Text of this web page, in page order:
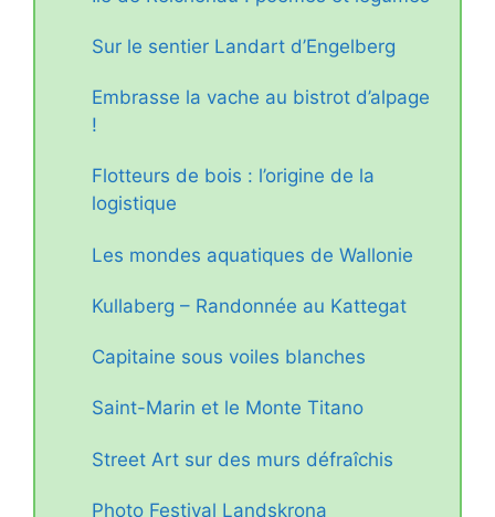
Sur le sentier Landart d’Engelberg
Embrasse la vache au bistrot d’alpage
!
Flotteurs de bois : l’origine de la
logistique
Les mondes aquatiques de Wallonie
Kullaberg – Randonnée au Kattegat
Capitaine sous voiles blanches
Saint-Marin et le Monte Titano
Street Art sur des murs défraîchis
Photo Festival Landskrona